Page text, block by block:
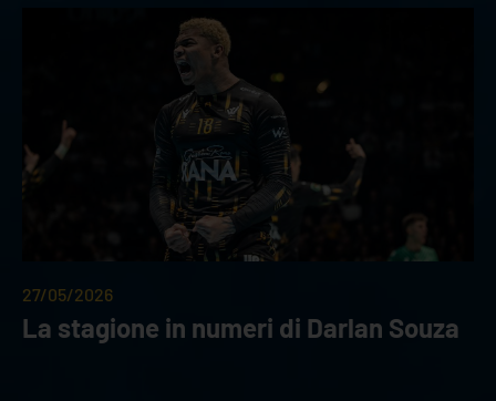
27/05/2026
La stagione in numeri di Darlan Souza